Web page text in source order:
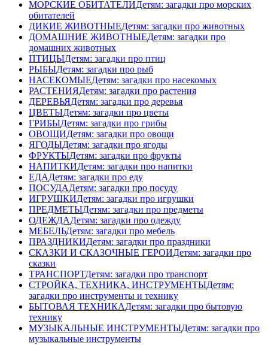
МОРСКИЕ ОБИТАТЕЛИДетям: загадки про морских
обитателей
ДИКИЕ ЖИВОТНЫЕДетям: загадки про животных
ДОМАШНИЕ ЖИВОТНЫЕДетям: загадки про
домашних животных
ПТИЦЫДетям: загадки про птиц
РЫБЫДетям: загадки про рыб
НАСЕКОМЫЕДетям: загадки про насекомых
РАСТЕНИЯДетям: загадки про растения
ДЕРЕВЬЯДетям: загадки про деревья
ЦВЕТЫДетям: загадки про цветы
ГРИБЫДетям: загадки про грибы
ОВОЩИДетям: загадки про овощи
ЯГОДЫДетям: загадки про ягоды
ФРУКТЫДетям: загадки про фрукты
НАПИТКИДетям: загадки про напитки
ЕДАДетям: загадки про еду
ПОСУДАДетям: загадки про посуду
ИГРУШКИДетям: загадки про игрушки
ПРЕДМЕТЫДетям: загадки про предметы
ОДЕЖДАДетям: загадки про одежду
МЕБЕЛЬДетям: загадки про мебель
ПРАЗДНИКИДетям: загадки про праздники
СКАЗКИ И СКАЗОЧНЫЕ ГЕРОИДетям: загадки про
сказки
ТРАНСПОРТДетям: загадки про транспорт
СТРОЙКА, ТЕХНИКА, ИНСТРУМЕНТЫДетям:
загадки про инструменты и технику
БЫТОВАЯ ТЕХНИКАДетям: загадки про бытовую
технику
МУЗЫКАЛЬНЫЕ ИНСТРУМЕНТЫДетям: загадки про
музыкальные инструменты